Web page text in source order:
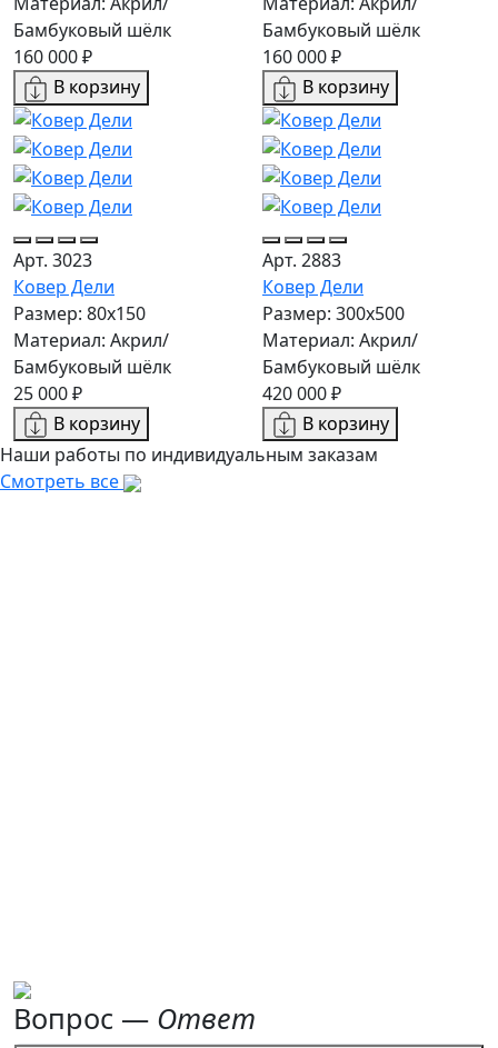
Бамбуковый шёлк
160 000 ₽
В корзину
Бамбуковый шёлк
160 000 ₽
В корзину
Арт. 3023
Ковер Дели
Размер: 80x150
Материал: Акрил/
Бамбуковый шёлк
25 000 ₽
В корзину
Арт. 2883
Ковер Дели
Размер: 300х500
Материал: Акрил/
Бамбуковый шёлк
420 000 ₽
В корзину
Наши работы по индивидуальным заказам
Смотреть все
Вопрос — Ответ